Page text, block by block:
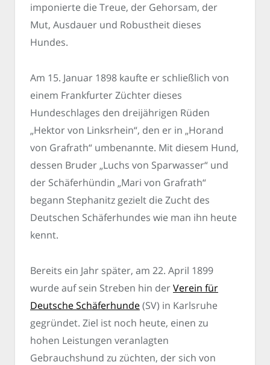
imponierte die Treue, der Gehorsam, der
Mut, Ausdauer und Robustheit dieses
Hundes.
Am 15. Januar 1898 kaufte er schließlich von
einem Frankfurter Züchter dieses
Hundeschlages den dreijährigen Rüden
„Hektor von Linksrhein“, den er in „Horand
von Grafrath“ umbenannte. Mit diesem Hund,
dessen Bruder „Luchs von Sparwasser“ und
der Schäferhündin „Mari von Grafrath“
begann Stephanitz gezielt die Zucht des
Deutschen Schäferhundes wie man ihn heute
kennt.
Bereits ein Jahr später, am 22. April 1899
wurde auf sein Streben hin derVerein für
Deutsche Schäferhunde(SV) in Karlsruhe
gegründet. Ziel ist noch heute, einen zu
hohen Leistungen veranlagten
Gebrauchshund zu züchten, der sich von